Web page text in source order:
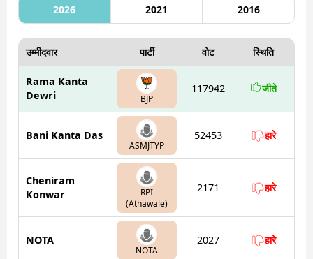
2026 2021 2016
उम्मीदवार पार्टी वोट स्थिति
Rama Kanta
Dewri
BJP
117942 जीते
Bani Kanta Das
ASMJTYP
52453 हारे
Cheniram
Konwar
RPI
(Athawale)
2171 हारे
NOTA
NOTA
2027 हारे